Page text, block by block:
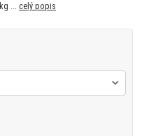
kg ...celý popis